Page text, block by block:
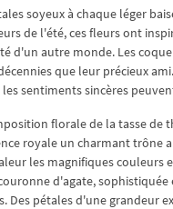
soyeux à chaque léger
de l'été, ces fleurs ont
d'un autre monde. Les
que leur précieux
sentiments sincères
florale de la tasse
royale un charmant trône
les magnifiques
d'agate, sophistiquée
pétales d'une grandeur